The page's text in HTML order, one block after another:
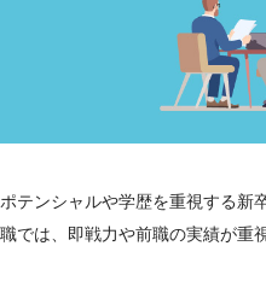
ポテンシャルや学歴を重視する新
職では、即戦力や前職の実績が重